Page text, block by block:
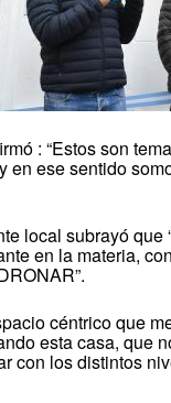
: “Estos son
en ese sentido
local subrayó
en la materia,
céntrico que
esta casa, que
con los distintos